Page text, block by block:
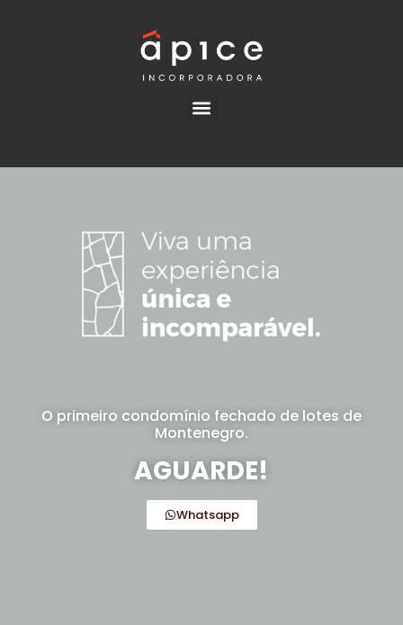
O primeiro condomínio fechado de lotes de
Montenegro.
AGUARDE!
Whatsapp